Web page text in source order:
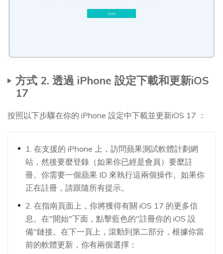
方式 2. 透過 iPhone 設定下載和更新iOS
17
按照以下步驟在你的 iPhone 設定中下載並更新iOS 17 ：
1. 在支援的 iPhone 上，訪問蘋果測試軟體計劃網
站，然後要麼登錄（如果你已經是會員）要麼註
冊。你需要一個蘋果 ID 來執行這兩個操作。如果你
正在註冊，請跟隨所有提示。
2. 在指南頁面上，你將獲得有關 iOS 17 的更多信
息。在"開始"下面，點擊藍色的"註冊你的 iOS 設
備"鏈接。在下一頁上，滾動到第二部分，根據你當
前的軟體更新，你有兩個選擇：